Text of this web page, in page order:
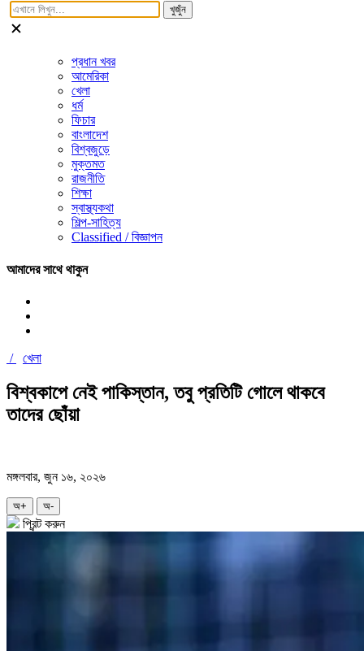
খুজুঁন
প্রধান খবর
আমেরিকা
খেলা
ধর্ম
ফিচার
বাংলাদেশ
বিশ্বজুড়ে
মুক্তমত
রাজনীতি
শিক্ষা
স্বাস্থ্যকথা
শিল্প-সাহিত্য
Classified / বিজ্ঞাপন
আমাদের সাথে থাকুন
/ খেলা
বিশ্বকাপে নেই পাকিস্তান, তবু প্রতিটি গোলে থাকবে
তাদের ছোঁয়া
মঙ্গলবার, জুন ১৬, ২০২৬
অ+ অ-
প্রিন্ট করুন